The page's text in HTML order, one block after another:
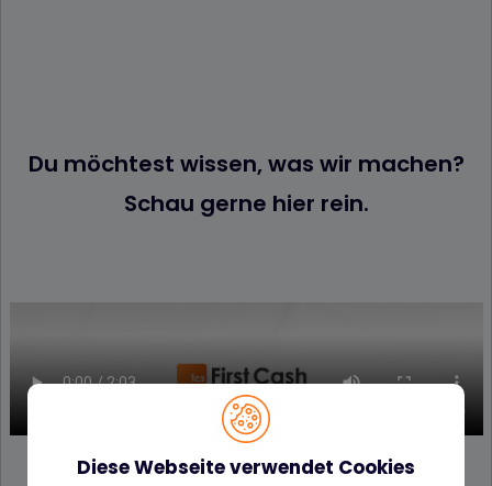
Diese Webseite verwendet Cookies
Du möchtest wissen, was wir machen?
Schau gerne hier rein.